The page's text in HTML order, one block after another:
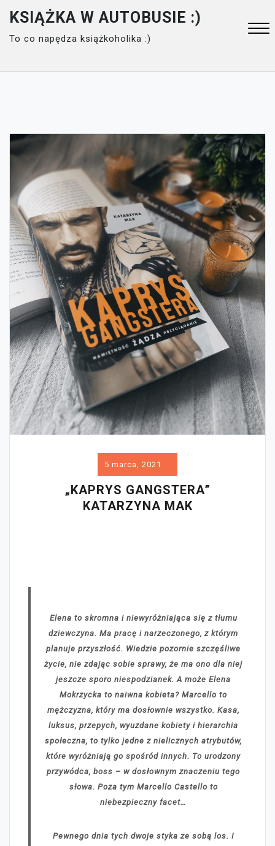
content
KSIĄŻKA W AUTOBUSIE :)
To co napędza książkoholika :)
5 marca, 2021
„KAPRYS GANGSTERA”
KATARZYNA MAK
Elena to skromna i niewyróżniająca się z tłumu
dziewczyna. Ma pracę i narzeczonego, z którym
planuje przyszłość. Wiedzie pozornie szczęśliwe
życie, nie zdając sobie sprawy, że ma ono dla niej
jeszcze sporo niespodzianek. A może Elena
Mokrzycka to naiwna kobieta? Marcello to
mężczyzna, który ma dosłownie wszystko. Kasa,
luksus, przepych, wyuzdane kobiety i hierarchia
społeczna, to tylko jedne z nielicznych atrybutów,
które wyróżniają go spośród innych. To urodzony
przywódca, boss – w dosłownym znaczeniu tego
słowa. Poza tym Marcello Castello to
niebezpieczny facet…
Pewnego dnia tych dwoje styka ze sobą los. I